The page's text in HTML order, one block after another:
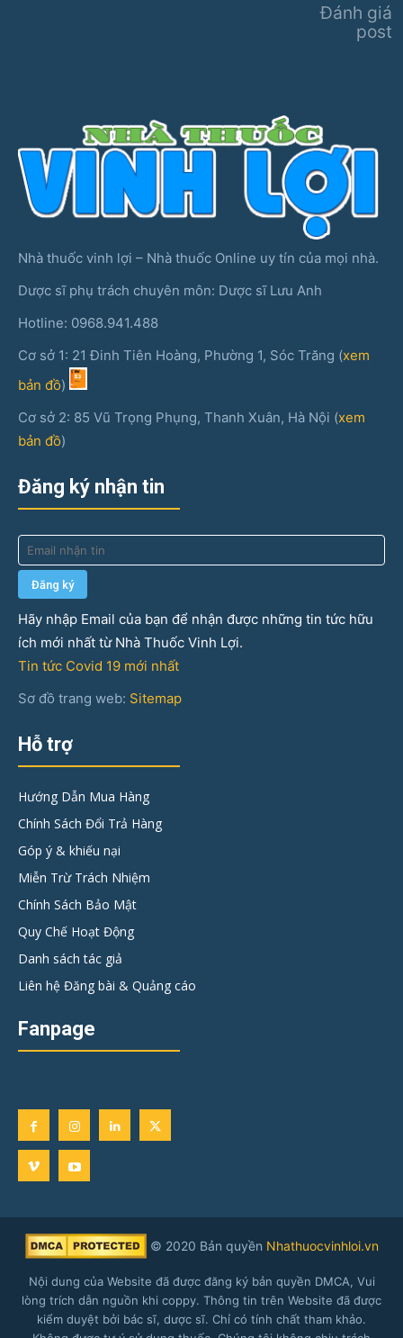
Đánh giá
post
Nhà thuốc vinh lợi – Nhà thuốc Online uy tín của mọi nhà.
Dược sĩ phụ trách chuyên môn: Dược sĩ Lưu Anh
Hotline: 0968.941.488
Cơ sở 1: 21 Đinh Tiên Hoàng, Phường 1, Sóc Trăng (xem
bản đồ)
Cơ sở 2: 85 Vũ Trọng Phụng, Thanh Xuân, Hà Nội (xem
bản đồ)
Đăng ký nhận tin
Hãy nhập Email của bạn để nhận được những tin tức hữu
ích mới nhất từ Nhà Thuốc Vinh Lợi.
Tin tức Covid 19 mới nhất
Sơ đồ trang web: Sitemap
Hỗ trợ
Hướng Dẫn Mua Hàng
Chính Sách Đổi Trả Hàng
Góp ý & khiếu nại
Miễn Trừ Trách Nhiệm
Chính Sách Bảo Mật
Quy Chế Hoạt Động
Danh sách tác giả
Liên hệ Đăng bài & Quảng cáo
Fanpage
© 2020 Bản quyền Nhathuocvinhloi.vn
Nội dung của Website đã được đăng ký bản quyền DMCA, Vui
lòng trích dẫn nguồn khi coppy. Thông tin trên Website đã được
kiểm duyệt bởi bác sĩ, dược sĩ. Chỉ có tính chất tham khảo.